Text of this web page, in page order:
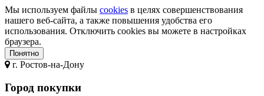
Мы используем файлы cookies в целях совершенствования
нашего веб-сайта, а также повышения удобства его
использования. Отключить cookies вы можете в настройках
браузера.
Понятно
г. Ростов-на-Дону
Город покупки